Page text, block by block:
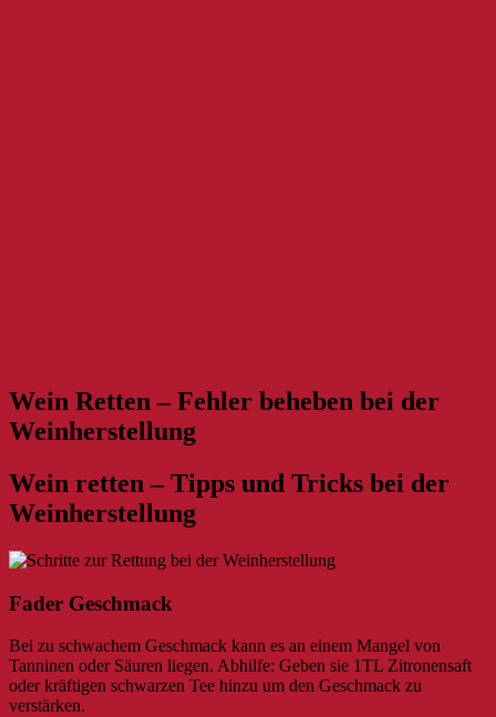
Wein Retten – Fehler beheben bei der
Weinherstellung
Wein retten – Tipps und Tricks bei der
Weinherstellung
Fader Geschmack
Bei zu schwachem Geschmack kann es an einem Mangel von
Tanninen oder Säuren liegen. Abhilfe: Geben sie 1TL Zitronensaft
oder kräftigen schwarzen Tee hinzu um den Geschmack zu
verstärken.